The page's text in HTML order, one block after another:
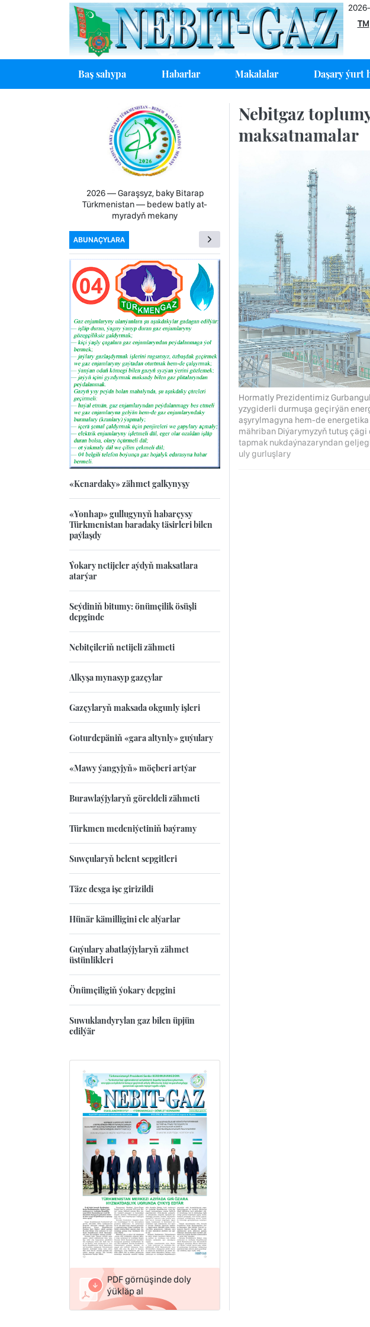
TM
Baş sahypa Habarlar Makalalar Daşary ýurt
Nebitgaz
maksatnamalar
Hormatly Prezidentimiz
yzygiderli durmuşa geçirýän
aşyrylmagyna hem-de
mähriban Diýarymyzyň tutuş
tapmak nukdaýnazaryndan
uly gurluşlary
2026 — Garaşsyz, baky Bitarap
Türkmenistan — bedew batly at-
myradyň mekany
ABUNAÇYLARA
«Kenardaky» zähmet galkynyşy
«Yonhap» gullugynyň habarçysy
Türkmenistan baradaky täsirleri bilen
paýlaşdy
Ýokary netijeler aýdyň maksatlara
atarýar
Seýdiniň bitumy: önümçilik ösüşli
depginde
Nebitçileriň netijeli zähmeti
Alkyşa mynasyp gazçylar
Gazçylaryň maksada okgunly işleri
Goturdepäniň «gara altynly» guýulary
«Mawy ýangyjyň» möçberi artýar
Burawlaýjylaryň göreldeli zähmeti
Türkmen medeniýetiniň baýramy
Suwçularyň belent sepgitleri
Täze desga işe girizildi
Hünär kämilligini ele alýarlar
Guýulary abatlaýjylaryň zähmet
üstünlikleri
Önümçiligiň ýokary depgini
Suwuklandyrylan gaz bilen üpjün
edilýär
PDF görnüşinde doly
ýükläp al